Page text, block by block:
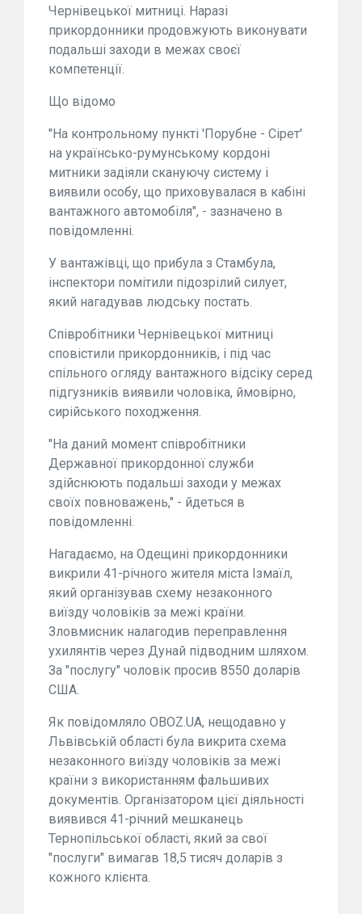
Чернівецької митниці. Наразі
прикордонники продовжують виконувати
подальші заходи в межах своєї
компетенції.
Що відомо
"На контрольному пункті 'Порубне - Сірет'
на українсько-румунському кордоні
митники задіяли скануючу систему і
виявили особу, що приховувалася в кабіні
вантажного автомобіля", - зазначено в
повідомленні.
У вантажівці, що прибула з Стамбула,
інспектори помітили підозрілий силует,
який нагадував людську постать.
Співробітники Чернівецької митниці
сповістили прикордонників, і під час
спільного огляду вантажного відсіку серед
підгузників виявили чоловіка, ймовірно,
сирійського походження.
"На даний момент співробітники
Державної прикордонної служби
здійснюють подальші заходи у межах
своїх повноважень," - йдеться в
повідомленні.
Нагадаємо, на Одещині прикордонники
викрили 41-річного жителя міста Ізмаїл,
який організував схему незаконного
виїзду чоловіків за межі країни.
Зловмисник налагодив переправлення
ухилянтів через Дунай підводним шляхом.
За "послугу" чоловік просив 8550 доларів
США.
Як повідомляло OBOZ.UA, нещодавно у
Львівській області була викрита схема
незаконного виїзду чоловіків за межі
країни з використанням фальшивих
документів. Організатором цієї діяльності
виявився 41-річний мешканець
Тернопільської області, який за свої
"послуги" вимагав 18,5 тисяч доларів з
кожного клієнта.